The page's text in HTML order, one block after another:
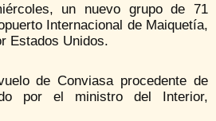
un nuevo grupo de 71
Internacional de Maiquetía,
Estados Unidos.
de Conviasa procedente de
por el ministro del Interior,